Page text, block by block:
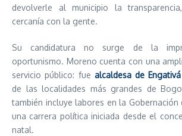
devolverle al municipio la
cercanía con la gente.
Su candidatura no surge de la
oportunismo. Moreno cuenta con una
servicio público: fue alcaldesa de Engativá
de las localidades más grandes de
también incluye labores en la Gobernación
una carrera política iniciada desde el
natal.